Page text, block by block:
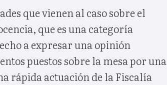
que vienen al caso sobre el
que es una categoría
a expresar una opinión
puestos sobre la mesa por una
rápida actuación de la Fiscalía